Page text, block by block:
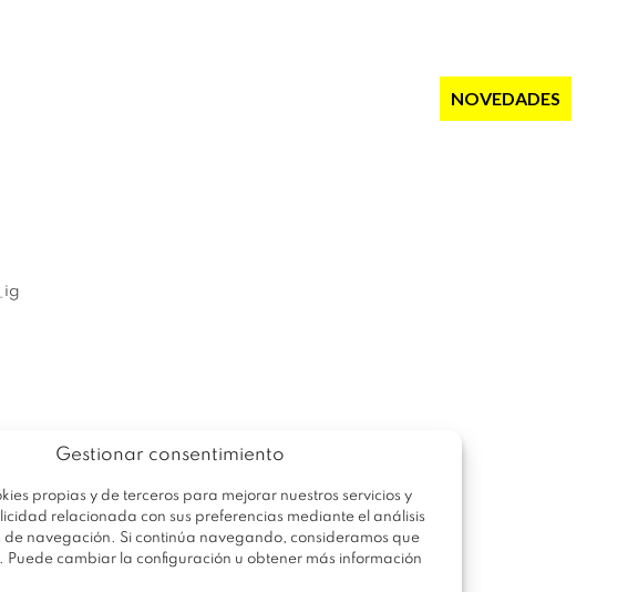
Gestionar consentimiento
propias y de terceros para mejorar nuestros servicios y
relacionada con sus preferencias mediante el análisis
de navegación. Si continúa navegando, consideramos que
Puede cambiar la configuración u obtener más información
NOVEDADES